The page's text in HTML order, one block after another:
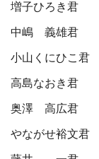
増子ひろき君
中嶋 義雄君
小山くにひこ君
高島なおき君
奥澤 高広君
やながせ裕文君